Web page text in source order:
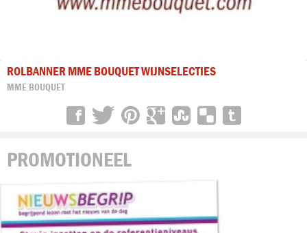
ROLBANNER MME BOUQUET WIJNSELECTIES
MME BOUQUET
PROMOTIONEEL